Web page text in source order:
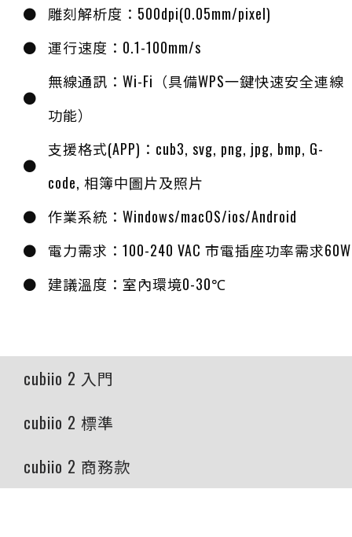
雕刻解析度：500dpi(0.05mm/pixel)
運行速度：0.1-100mm/s
無線通訊：Wi-Fi（具備WPS一鍵快速安全連線
功能）
支援格式(APP)：cub3, svg, png, jpg, bmp, G-
code, 相簿中圖片及照片
作業系統：Windows/macOS/ios/Android
電力需求：100-240 VAC 市電插座功率需求60W
建議溫度：室內環境0-30℃
cubiio 2 入門
cubiio 2 標準
cubiio 2 商務款